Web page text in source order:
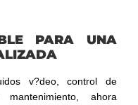
PARA UNA
v?deo, control de
ahora